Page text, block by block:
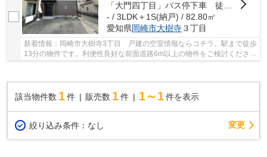
「大門四丁目」バス停下車 徒歩9分
- / 3LDK＋1S(納戸) / 82.80㎡
愛知県岡崎市大樹寺３丁目
新着情報：岡崎市大樹寺3丁目 戸建の空室情報ならコチラ。駅まで徒歩
13分の物件です。利便性良好な前面道路6m以上の物件をご検討ください
該当物件数 1件 販売数 1 件 1～1 件を表示
絞り込み条件： なし 変更